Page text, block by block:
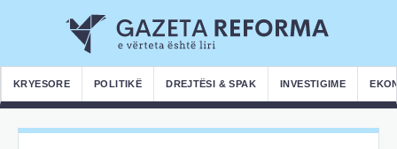
KRYESORE POLITIKË DREJTËSI & SPAK INVESTIGIME